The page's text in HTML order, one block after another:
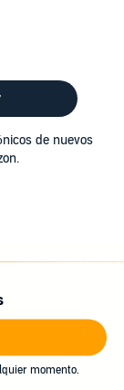
de nuevos
momento.